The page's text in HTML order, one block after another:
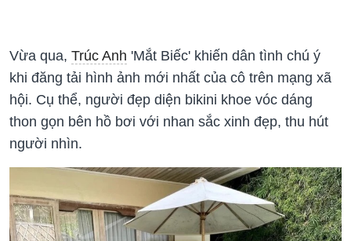
Vừa qua, Trúc Anh 'Mắt Biếc' khiến dân tình chú ý
khi đăng tải hình ảnh mới nhất của cô trên mạng xã
hội. Cụ thể, người đẹp diện bikini khoe vóc dáng
thon gọn bên hồ bơi với nhan sắc xinh đẹp, thu hút
người nhìn.